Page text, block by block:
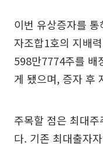
이번 유상증자를
자조합1호의 지배
598만7774주를 배
게 됐으며, 증자 후
주목할 점은 최대
다. 기존 최대출자